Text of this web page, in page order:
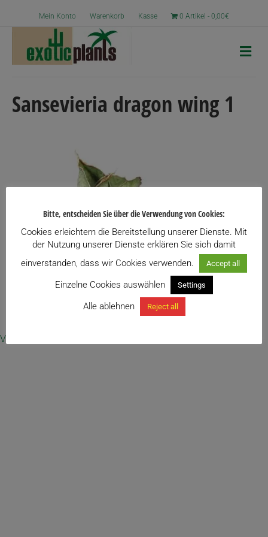
Mein Konto Warenkorb Kasse 0 Artikel 0,00€
N
a
Sansevieria dragon wing 1
← Sansevieria ‚Dragon Wing‘
Vertrag widerrufen
Bitte, entscheiden Sie über die Verwendung von Cookies:
Cookies erleichtern die Bereitstellung unserer Dienste. Mit
der Nutzung unserer Dienste erklären Sie sich damit
einverstanden, dass wir Cookies verwenden.
Accept all
Einzelne Cookies auswählen Settings
Alle ablehnen Reject all